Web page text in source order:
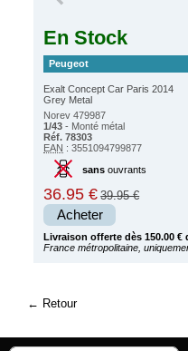
En Stock
Peugeot
Exalt Concept Car Paris 2014
Grey Metal
Norev 479987
1/43 - Monté métal
Réf. 78303
EAN : 3551094799877
sansouvrants
36.95 € 39.95 €
Acheter
Livraison offerte dès 150.00 €
France métropolitaine,
Retour